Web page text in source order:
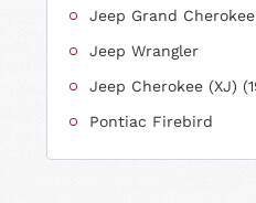
Jeep Grand Cherokee
Jeep Wrangler
Pontiac Firebird